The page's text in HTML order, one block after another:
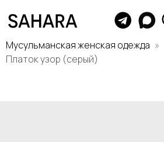
Мусульманская женская одежда
Платок узор (серый)